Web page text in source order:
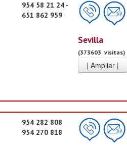
954 58 21 24 -
651 862 959
Sevilla
(373603 visitas)
954 282 808
954 270 818